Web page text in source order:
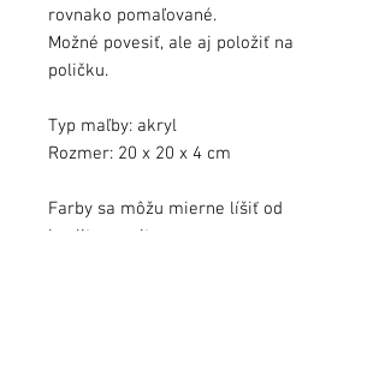
rovnako pomaľované.
Možné povesiť, ale aj položiť na
poličku.
Typ maľby: akryl
Rozmer: 20 x 20 x 4 cm
Farby sa môžu mierne líšiť od
kvality monitora.